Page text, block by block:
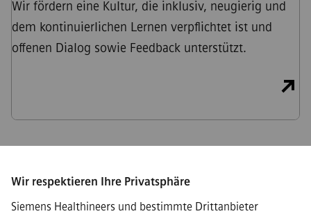
Wir respektieren Ihre Privatsphäre
Siemens Healthineers und bestimmte Drittanbieter
Wir fördern eine Kultur, die inklusiv, neugierig und
dem kontinuierlichen Lernen verpflichtet ist und
offenen Dialog sowie Feedback unterstützt.
Connect